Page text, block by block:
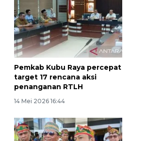
Pemkab Kubu Raya percepat
target 17 rencana aksi
penanganan RTLH
14 Mei 2026 16:44